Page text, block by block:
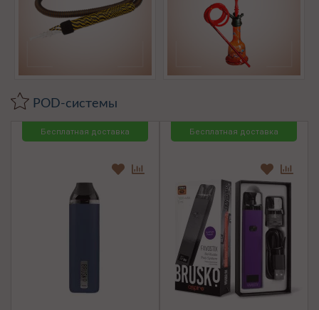
POD-системы
Бесплатная доставка Бесплатная доставка